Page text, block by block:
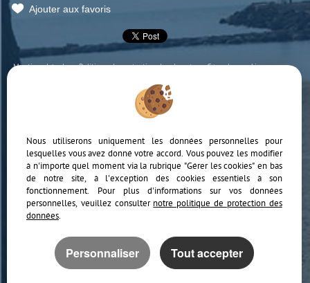
Ajouter aux favoris
Mentions Légales Politique de protection des données
Gérer les cookies
Afin de vous offrir un confort de lecture permanent, depuis votre PC, votre
tablette ou votre smartphone, notre site s’adapte automatiquement aux
Logiciel immobilier
Site internet immobilier
Référencement immobilier
Nous utiliserons uniquement les données personnelles pour
lesquelles vous avez donné votre accord. Vous pouvez les modifier
à n'importe quel moment via la rubrique "Gérer les cookies" en bas
de notre site, à l'exception des cookies essentiels à son
fonctionnement. Pour plus d'informations sur vos données
personnelles, veuillez consulter notre politique de protection des
données.
Personnaliser Tout accepter